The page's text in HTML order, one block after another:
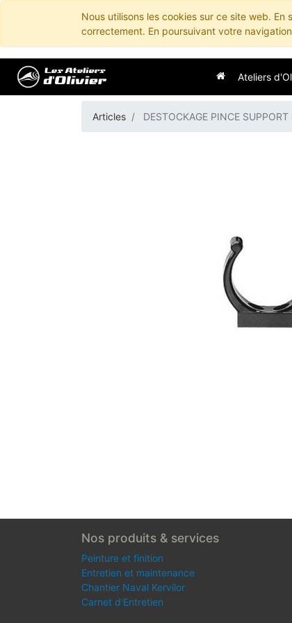
Nous utilisons les cookies sur ce site web. En
correctement. En poursuivant votre
Ateliers
Articles DESTOCKAGE PINCE
Nos produits & services
Peinture et finition
Entretien et maintenance
Chantier Naval Kervilor
Carnet d'Entretien